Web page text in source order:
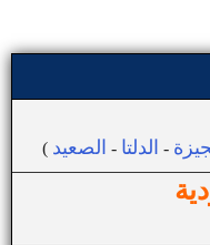
( - الدلتا - الصعيد